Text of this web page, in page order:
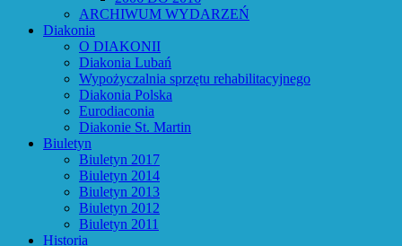
ARCHIWUM WYDARZEŃ
Diakonia
O DIAKONII
Diakonia Lubań
Wypożyczalnia sprzętu rehabilitacyjnego
Diakonia Polska
Eurodiaconia
Diakonie St. Martin
Biuletyn
Biuletyn 2017
Biuletyn 2014
Biuletyn 2013
Biuletyn 2012
Biuletyn 2011
Historia